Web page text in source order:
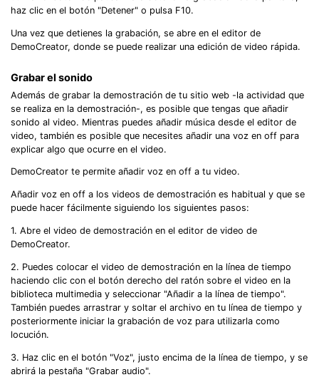
haz clic en el botón "Detener" o pulsa F10.
Una vez que detienes la grabación, se abre en el editor de
DemoCreator, donde se puede realizar una edición de video rápida.
Grabar el sonido
Además de grabar la demostración de tu sitio web -la actividad que
se realiza en la demostración-, es posible que tengas que añadir
sonido al video. Mientras puedes añadir música desde el editor de
video, también es posible que necesites añadir una voz en off para
explicar algo que ocurre en el video.
DemoCreator te permite añadir voz en off a tu video.
Añadir voz en off a los videos de demostración es habitual y que se
puede hacer fácilmente siguiendo los siguientes pasos:
1. Abre el video de demostración en el editor de video de
DemoCreator.
2. Puedes colocar el video de demostración en la línea de tiempo
haciendo clic con el botón derecho del ratón sobre el video en la
biblioteca multimedia y seleccionar "Añadir a la línea de tiempo".
También puedes arrastrar y soltar el archivo en tu línea de tiempo y
posteriormente iniciar la grabación de voz para utilizarla como
locución.
3. Haz clic en el botón "Voz", justo encima de la línea de tiempo, y se
abrirá la pestaña "Grabar audio".
Record Like a Pro, Edit
With AI Ease.
Record. Edit. Share. All with Filmora!